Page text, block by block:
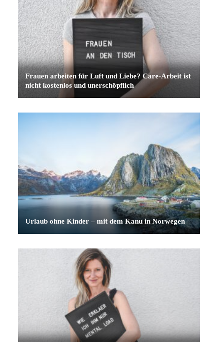
Frauen arbeiten für Luft und Liebe? Care-Arbeit ist
nicht kostenlos und unerschöpflich
Urlaub ohne Kinder – mit dem Kanu in Norwegen